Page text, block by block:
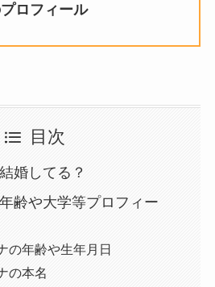
ロフィール
目次
婚してる？
齢や大学等プロフィー
の年齢や生年月日
の本名